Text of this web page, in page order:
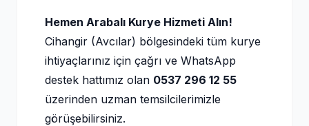
Hemen Arabalı Kurye Hizmeti Alın!
Cihangir (Avcılar) bölgesindeki tüm kurye
ihtiyaçlarınız için çağrı ve WhatsApp
destek hattımız olan 0537 296 12 55
üzerinden uzman temsilcilerimizle
görüşebilirsiniz.